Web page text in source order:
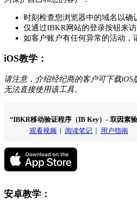
时刻检查您浏览器中的域名以确
仅通过IBKR网站的登录按钮来
如客户账户有任何异常的活动，
iOS教学：
请注意，介绍经纪商的客户可下载iOS
无法直接使用该工具。
“IBKR移动验证程序（IB Key）- 双因素
观看视频
阅读笔记 用户指南
安卓教学：